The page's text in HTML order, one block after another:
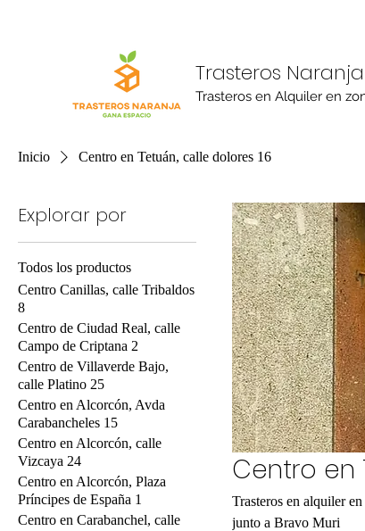
Trasteros Naranja
Trasteros en Alquiler en
Inicio Centro en Tetuán, calle dolores 16
Explorar por
Todos los productos
Centro Canillas, calle Tribaldos
8
Centro de Ciudad Real, calle
Campo de Criptana 2
Centro de Villaverde Bajo,
calle Platino 25
Centro en Alcorcón, Avda
Carabancheles 15
Centro en Alcorcón, calle
Vizcaya 24
Centro en Alcorcón, Plaza
Príncipes de España 1
Centro en Carabanchel, calle
Centro en
Trasteros en alquiler
junto a Bravo Muri